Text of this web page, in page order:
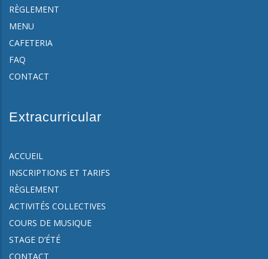
RÈGLEMENT
MENU
CAFETERIA
FAQ
CONTACT
Extracurricular
ACCUEIL
INSCRIPTIONS ET TARIFS
RÈGLEMENT
ACTIVITÉS COLLECTIVES
COURS DE MUSIQUE
STAGE D’ÉTÉ
CONTACT